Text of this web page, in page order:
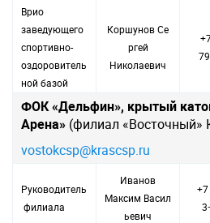
Врио
заведующего
спортивно-
оздоровитель
ной базой
Коршунов Се
ргей
Николаевич
ФОК «Дельфин», крытый
Арена» (филиал «Восточный»
vostokcsp@krascsp.ru
Руководитель
филиала
Иванов
Максим Васил
ьевич